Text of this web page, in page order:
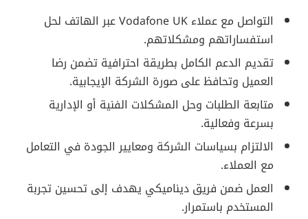
التواصل مع عملاء Vodafone UK عبر الهاتف لحل
استفساراتهم ومشكلاتهم.
تقديم الدعم الكامل بطريقة احترافية تضمن رضا
العميل وتحافظ على صورة الشركة الإيجابية.
متابعة الطلبات وحل المشكلات الفنية أو الإدارية
بسرعة وفعالية.
الالتزام بسياسات الشركة ومعايير الجودة في التعامل
مع العملاء.
العمل ضمن فريق ديناميكي يهدف إلى تحسين تجربة
المستخدم باستمرار.